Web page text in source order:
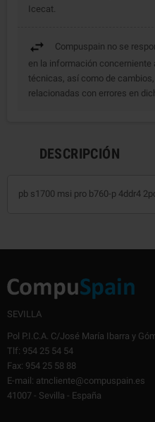
Icecat.
Compuspain no se
en la información
técnicas, así como de
relacionadas con errores en
DESCRIPCIÓN
pb s1700 msi pro b760-p 4ddr4
SEVILLA
Pol P.I.C.A. C/José María Ibarra y
Tlf: 954 25 54 54
Fax: 954 25 58 88
E-mail: atncliente@compuspain.es
41007 - Sevilla - España